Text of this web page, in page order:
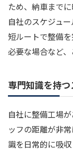
ため、納車まで
自社のスケジュ
短ルートで整備
必要な場合など、
専門知識を持
自社に整備工場
ッフの距離が非
識を日常的に吸